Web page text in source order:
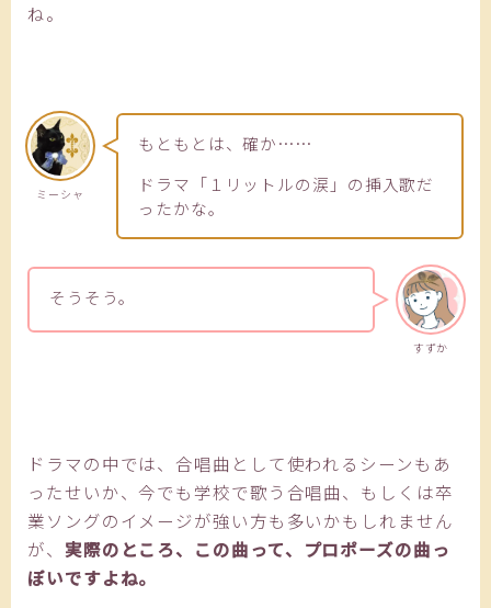
ね。
ミーシャ
もともとは、確か……
ドラマ「１リットルの涙」の挿入歌だ
ったかな。
すずか
そうそう。
ドラマの中では、合唱曲として使われるシーンもあ
ったせいか、今でも学校で歌う合唱曲、もしくは卒
業ソングのイメージが強い方も多いかもしれません
が、 実際のところ、この曲って、プロポーズの曲っ
ぽいですよね。